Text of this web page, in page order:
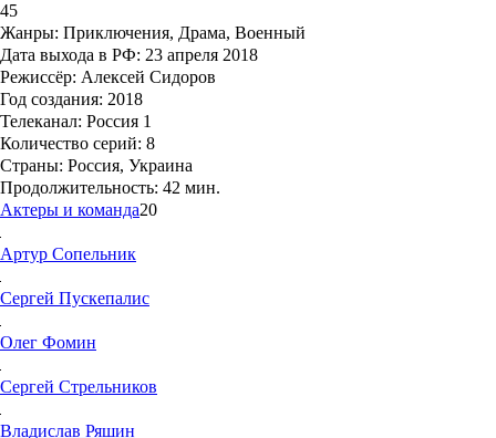
45
Жанры: Приключения, Драма, Военный
Дата выхода в РФ: 23 апреля 2018
Режиссёр: Алексей Сидоров
Год создания: 2018
Телеканал: Россия 1
Количество серий: 8
Страны: Россия, Украина
Продолжительность: 42 мин.
Актеры и команда20
Артур Сопельник
Сергей Пускепалис
Олег Фомин
Сергей Стрельников
Владислав Ряшин